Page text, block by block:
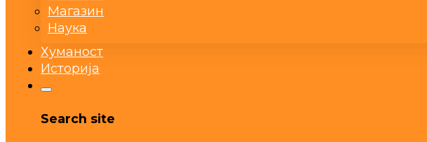
Магазин
Наука
Хуманост
Историја
Search site